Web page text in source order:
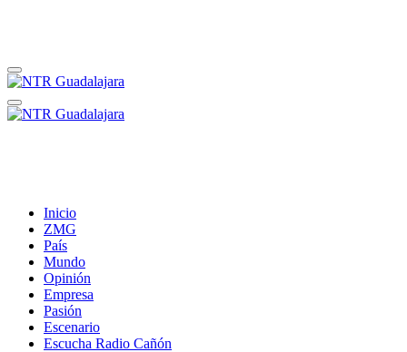
Inicio
ZMG
País
Mundo
Opinión
Empresa
Pasión
Escenario
Escucha Radio Cañón